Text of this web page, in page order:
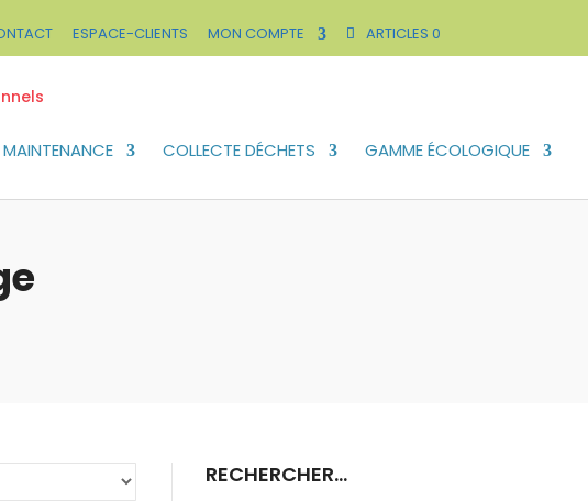
ESPACE-CLIENTS MON COMPTE ARTICLES 0
MAINTENANCE COLLECTE DÉCHETS GAMME ÉCOLOGIQUE
RECHERCHER…